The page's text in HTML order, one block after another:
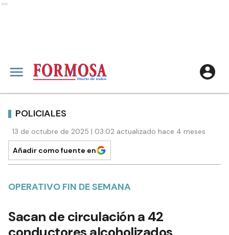
Ads
POLICIALES
13 de octubre de 2025 | 03:02 actualizado hace 4 meses
Añadir como fuente en
OPERATIVO FIN DE SEMANA
Sacan de circulación a 42